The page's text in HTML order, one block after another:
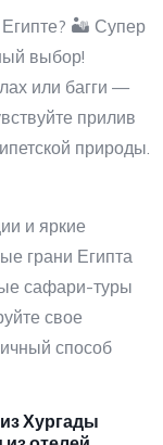
Египте? 🏜️ Супер
выбор!
или багги —
прилив
природы.
и яркие
грани Египта
сафари-туры
свое
способ
Хургады